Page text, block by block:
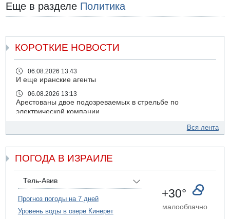
Еще в разделе Политика
КОРОТКИЕ НОВОСТИ
06.08.2026 13:43
И еще иранские агенты
06.08.2026 13:13
Арестованы двое подозреваемых в стрельбе по
электрической компании
Возле Кирьят-Арбы пожар на местности
06.08.2026 12:06
США не будут давить на Израиль в вопросе Ливана
06.08.2026 11:41
Трое подростков ограбили сексшоп в Холоне
Взрыв в Северном Тель-Авиве
06.08.2026 08:11
Вся лента
ПОГОДА В ИЗРАИЛЕ
Тель-Авив
Прогноз погоды на 7 дней
Уровень воды в озере Кинерет
+30°
малооблачно